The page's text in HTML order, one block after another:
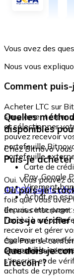
Vous avez des
Nous vous
Comment
Acheter LTC sur
simplement créer
et sélectionner
pouvez recevoir
portefeuille
portefeuille
Quelles
disponibles
Chez Bitnovo
Carte de
Pay, Google
Virement
Achat en
Puis-je acheter
Oui. Vous pouvez
40 000 points
fois que vous
depuis cette page :
Où puis-je
En vous
l'accès à un
recevoir et gérer
également
compatible,
Dois-je vérifier
Oui. Pour se
et assurer la
s'inscrire et de
achats de
Que dois-je
Litecoin ?